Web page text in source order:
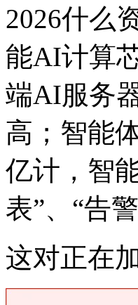
2026什么
能AI计算
端AI服务
高；智能
亿计，
表”、“告
这对正在